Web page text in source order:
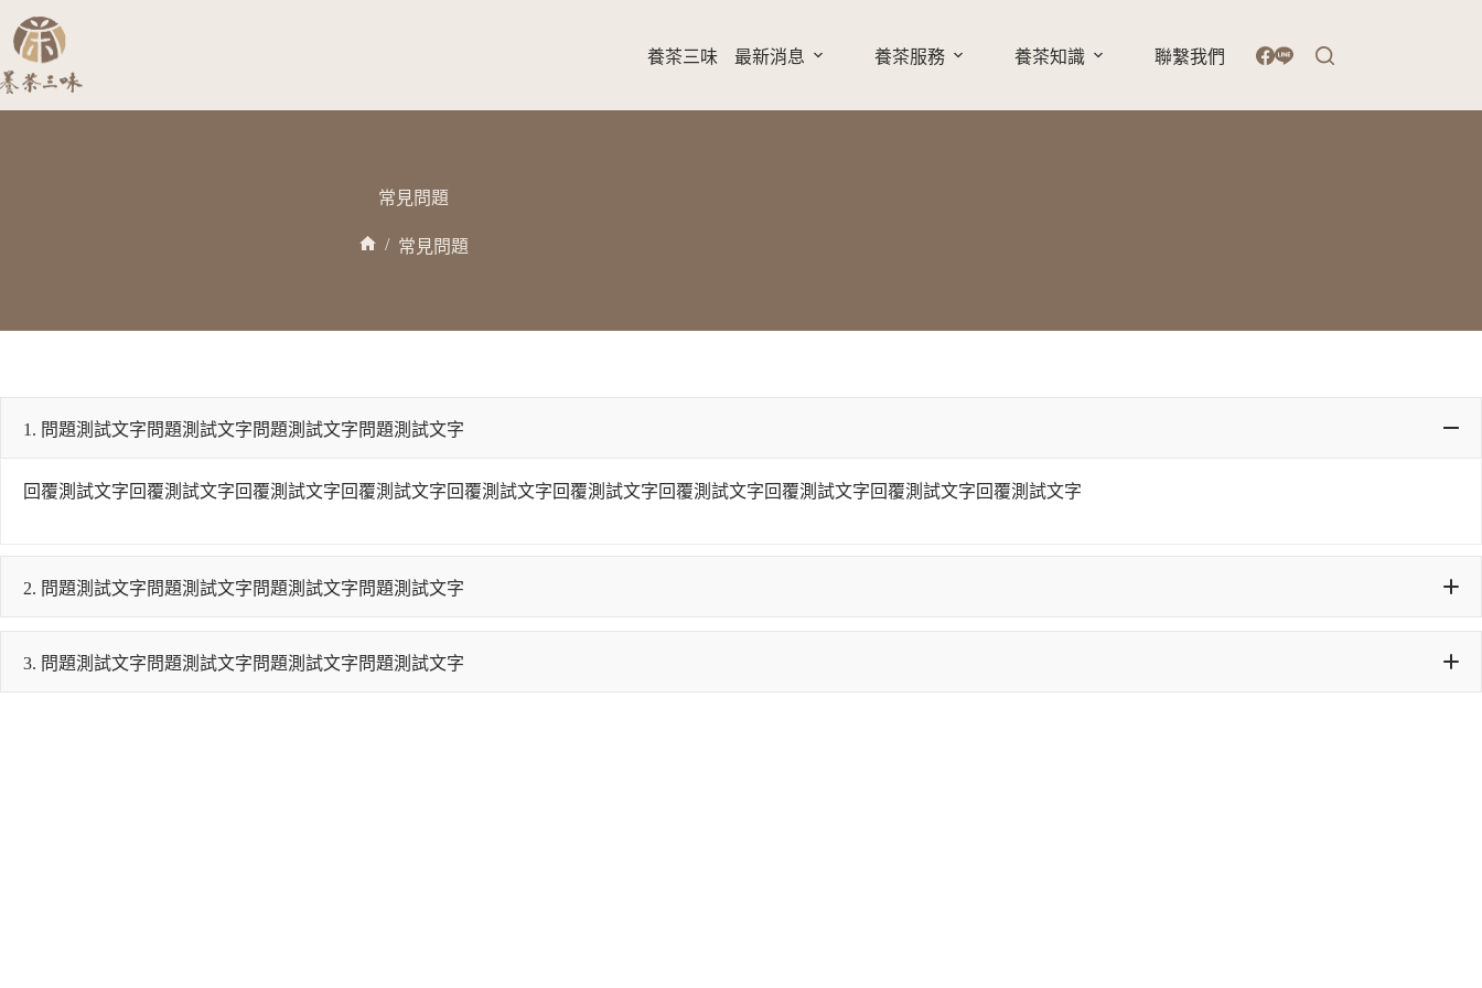
至
主
要
養茶三味 最新消息 養茶服務 養茶知識 聯繫我們
常見問題
/ 常見問題
1. 問題測試文字問題測試文字問題測試文字問題測試文字
回覆測試文字回覆測試文字回覆測試文字回覆測試文字回覆測試文字回覆測試文字回覆測試文字回覆測試文字回覆測試文字回覆測試文字
2. 問題測試文字問題測試文字問題測試文字問題測試文字
3. 問題測試文字問題測試文字問題測試文字問題測試文字